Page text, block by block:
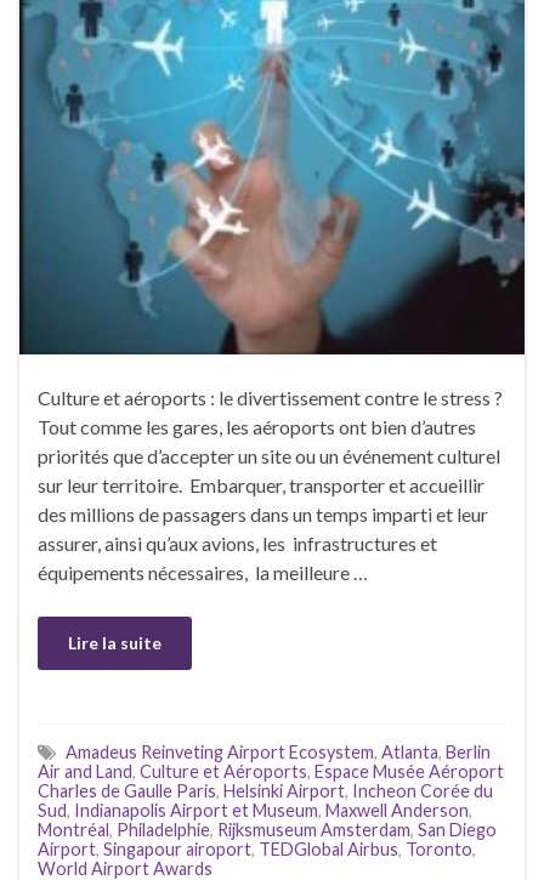
Culture et aéroports : le divertissement contre le stress ?
Tout comme les gares, les aéroports ont bien d’autres
priorités que d’accepter un site ou un événement culturel
sur leur territoire. Embarquer, transporter et accueillir
des millions de passagers dans un temps imparti et leur
assurer, ainsi qu’aux avions, les infrastructures et
équipements nécessaires, la meilleure …
Lire la suite
Amadeus Reinveting Airport Ecosystem, Atlanta, Berlin
Air and Land, Culture et Aéroports, Espace Musée Aéroport
Charles de Gaulle Paris, Helsinki Airport, Incheon Corée du
Sud, Indianapolis Airport et Museum, Maxwell Anderson,
Montréal, Philadelphie, Rijksmuseum Amsterdam, San Diego
Airport, Singapour airoport, TEDGlobal Airbus, Toronto,
World Airport Awards